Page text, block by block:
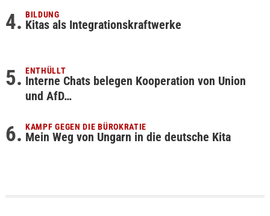
BILDUNG
Kitas als Integrationskraftwerke
ENTHÜLLT
Interne Chats belegen Kooperation von Union
und AfD…
KAMPF GEGEN DIE BÜROKRATIE
Mein Weg von Ungarn in die deutsche Kita